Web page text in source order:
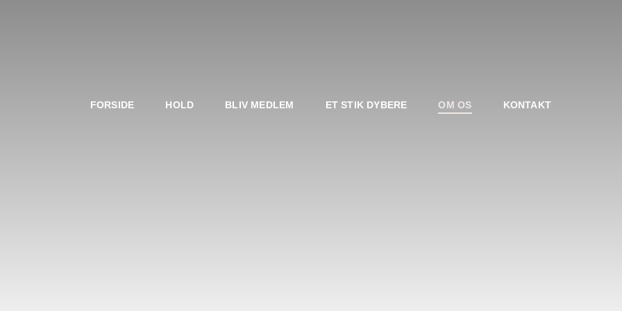
FORSIDE HOLD BLIV MEDLEM ET STIK DYBERE OM OS KONTAKT